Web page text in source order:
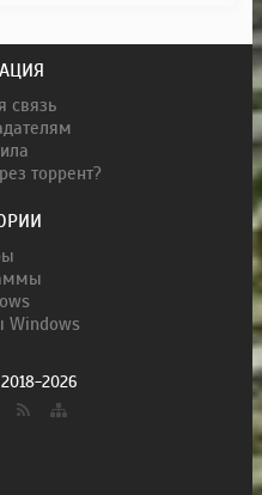
связь
торрент?
Windows
2018-2026